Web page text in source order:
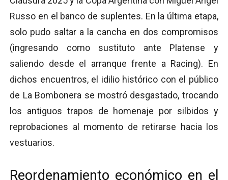
Russo en el banco de suplentes. En la última etapa,
solo pudo saltar a la cancha en dos compromisos
(ingresando como sustituto ante Platense y
saliendo desde el arranque frente a Racing). En
dichos encuentros, el idilio histórico con el público
de La Bombonera se mostró desgastado, trocando
los antiguos trapos de homenaje por silbidos y
reprobaciones al momento de retirarse hacia los
vestuarios.
Reordenamiento económico en el